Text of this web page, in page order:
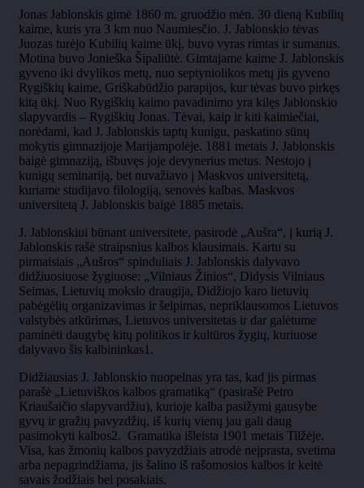
Jonas Jablonskis gimė 1860 m. gruodžio mėn. 30 dieną Kubilių
kaime, kuris yra 3 km nuo Naumiesčio. J. Jablonskio tėvas
Juozas turėjo Kubilių kaime ūkį, buvo vyras rimtas ir sumanus.
Motina buvo Jonieška Šipaliūtė. Gimtajame kaime J. Jablonskis
gyveno iki dvylikos metų, nuo septyniolikos metų jis gyveno
Rygiškių kaime, Griškabūdžio parapijos, kur tėvas buvo pirkęs
kitą ūkį. Nuo Rygiškių kaimo pavadinimo yra kilęs Jablonskio
slapyvardis – Rygiškių Jonas. Tėvai, kaip ir kiti kaimiečiai,
norėdami, kad J. Jablonskis taptų kunigu, paskatino sūnų
mokytis gimnazijoje Marijampolėje. 1881 metais J. Jablonskis
baigė gimnaziją, išbuvęs joje devynerius metus. Nestojo į
kunigų seminariją, bet nuvažiavo į Maskvos universitetą,
kuriame studijavo filologiją, senovės kalbas. Maskvos
universitetą J. Jablonskis baigė 1885 metais.
J. Jablonskiui būnant universitete, pasirodė „Aušra“, į kurią J.
Jablonskis rašė straipsnius kalbos klausimais. Kartu su
pirmaisiais „Aušros“ spinduliais J. Jablonskis dalyvavo
didžiuosiuose žygiuose: „Vilniaus Žinios“, Didysis Vilniaus
Seimas, Lietuvių mokslo draugija, Didžiojo karo lietuvių
pabėgėlių organizavimas ir šelpimas, nepriklausomos Lietuvos
valstybės atkūrimas, Lietuvos universitetas ir dar galėtume
paminėti daugybę kitų politikos ir kultūros žygių, kuriuose
dalyvavo šis kalbininkas1.
Didžiausias J. Jablonskio nuopelnas yra tas, kad jis pirmas
parašė „Lietuviškos kalbos gramatiką“ (pasirašė Petro
Kriaušaičio slapyvardžiu), kurioje kalba pasižymi gausybe
gyvų ir gražių pavyzdžių, iš kurių vienų jau gali daug
pasimokyti kalbos2. Gramatika išleista 1901 metais Tilžėje.
Visa, kas žmonių kalbos pavyzdžiais atrodė neįprasta, svetima
arba nepagrindžiama, jis šalino iš rašomosios kalbos ir keitė
savais žodžiais bei posakiais.